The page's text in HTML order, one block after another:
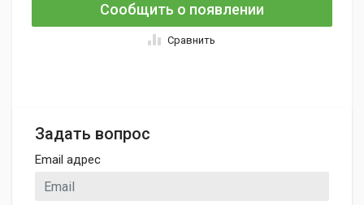
Сообщить о появлении
Сравнить
Задать вопрос
Email адрес